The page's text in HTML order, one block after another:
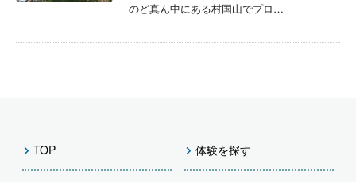
のど真ん中にある村国山でプロ…
TOP 体験を探す